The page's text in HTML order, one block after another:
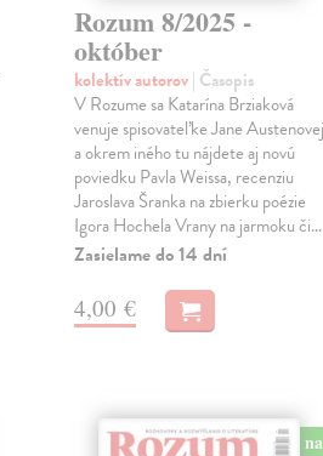
Rozum 8/2025 -
október
kolektív autorov| Časopis
V Rozume sa Katarína Brziaková
venuje spisovateľke Jane Austenovej
a okrem iného tu nájdete aj novú
poviedku Pavla Weissa, recenziu
Jaroslava Šranka na zbierku poézie
Igora Hochela Vrany na jarmoku či…
Zasielame do 14 dní
4,00 €